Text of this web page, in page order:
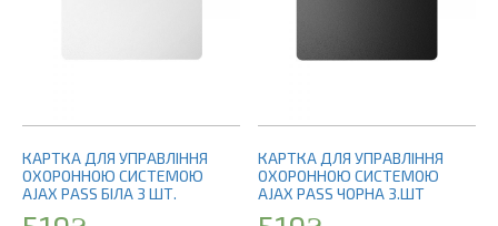
КАРТКА ДЛЯ УПРАВЛІННЯ
ОХОРОННОЮ СИСТЕМОЮ
AJAX PASS БІЛА 3 ШТ.
КАРТКА ДЛЯ УПРАВЛІННЯ
ОХОРОННОЮ СИСТЕМОЮ
AJAX PASS ЧОРНА 3.ШТ